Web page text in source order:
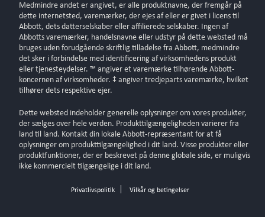
Medmindre andet er angivet, er alle produktnavne, der fremgår på
dette internetsted, varemærker, der ejes af eller er givet i licens til
Abbott, dets datterselskaber eller affilierede selskaber. Ingen af
Abbotts varemærker, handelsnavne eller udstyr på dette websted må
bruges uden forudgående skriftlig tilladelse fra Abbott, medmindre
det sker i forbindelse med identificering af virksomhedens produkt
eller tjenesteydelser. ™ angiver et varemærke tilhørende Abbott-
koncernen af virksomheder. ‡ angiver tredjeparts varemærke, hvilket
tilhører dets respektive ejer.
Dette websted indeholder generelle oplysninger om vores produkter,
der sælges over hele verden. Produkttilgængeligheden varierer fra
land til land. Kontakt din lokale Abbott-repræsentant for at få
oplysninger om produkttilgængelighed i dit land. Visse produkter eller
produktfunktioner, der er beskrevet på denne globale side, er muligvis
ikke kommercielt tilgængelige i dit land.
Privatlivspolitik Vilkår og betingelser